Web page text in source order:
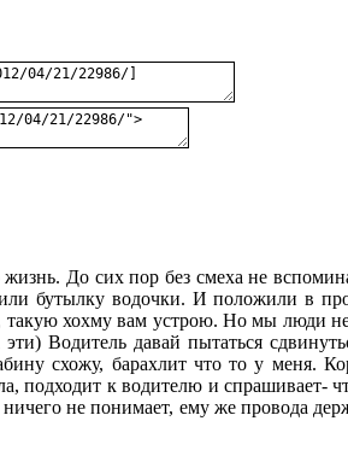
До сих пор без смеха не
бутылку водочки. И положили в
хохму вам устрою. Но мы люди
Водитель давай пытаться
схожу, барахлит что то у меня.
подходит к водителю и спрашивает-
не понимает, ему же провода